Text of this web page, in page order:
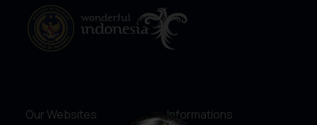
Our Websites Informations